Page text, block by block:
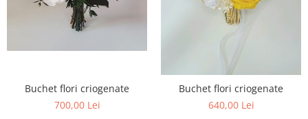
Buchet flori criogenate
700,00 Lei
Buchet flori criogenate
640,00 Lei